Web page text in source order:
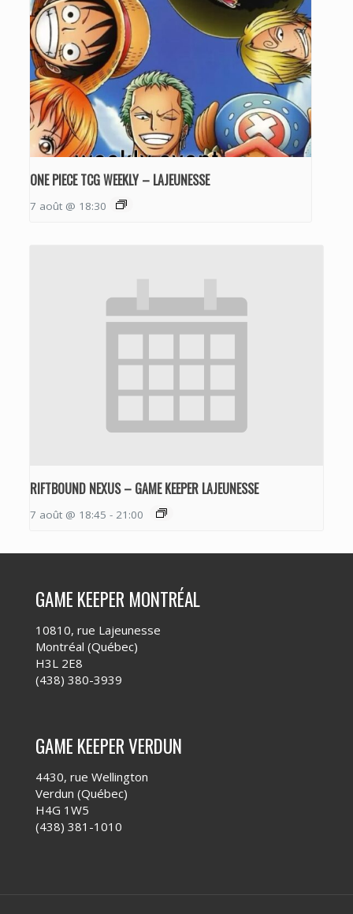
ONE PIECE TCG WEEKLY – LAJEUNESSE
7 août @ 18:30
RIFTBOUND NEXUS – GAME KEEPER LAJEUNESSE
7 août @ 18:45 - 21:00
GAME KEEPER MONTRÉAL
10810, rue Lajeunesse
Montréal (Québec)
H3L 2E8
(438) 380-3939
GAME KEEPER VERDUN
4430, rue Wellington
Verdun (Québec)
H4G 1W5
(438) 381-1010